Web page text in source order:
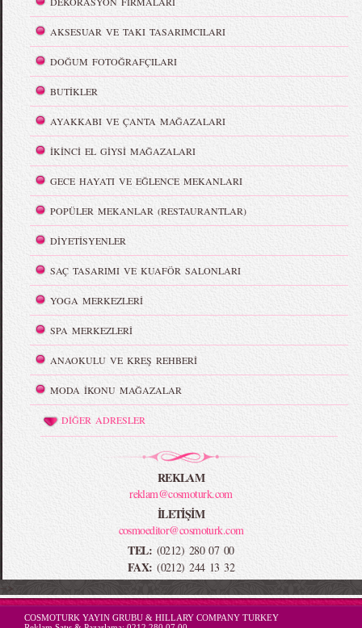
AKSESUAR VE TAKI TASARIMCILARI
DOĞUM FOTOĞRAFÇILARI
BUTİKLER
AYAKKABI VE ÇANTA MAĞAZALARI
İKİNCİ EL GİYSİ MAĞAZALARI
GECE HAYATI VE EĞLENCE MEKANLARI
POPÜLER MEKANLAR (RESTAURANTLAR)
DİYETİSYENLER
SAÇ TASARIMI VE KUAFÖR SALONLARI
YOGA MERKEZLERİ
SPA MERKEZLERİ
ANAOKULU VE KREŞ REHBERİ
MODA İKONU MAĞAZALAR
DİĞER ADRESLER
REKLAM
reklam@cosmoturk.com
İLETİŞİM
cosmoeditor@cosmoturk.com
TEL: (0212) 280 07 00
FAX: (0212) 244 13 32
-->
COSMOTURK YAYIN GRUBU & HILLARY COMPANY TURKEY